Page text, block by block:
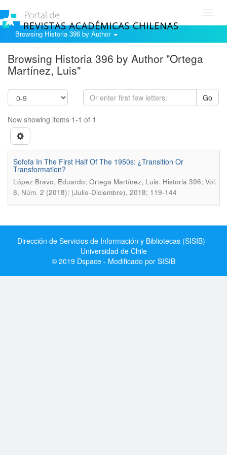
Browsing Historia 396 by Author
Browsing Historia 396 by Author "Ortega
Martínez, Luis"
Go
Now showing items 1-1 of 1
Sofofa In The First Half Of The 1950s: ¿Transition Or
Transformation?
López Bravo, Eduardo; Ortega Martínez, Luis. Historia 396; Vol.
8, Núm. 2 (2018): (Julio-Diciembre), 2018; 119-144
Dirección de Servicios de Información y Bibliotecas (SISIB) -
Universidad de Chile
© 2019 Dspace - Modificado por SISIB